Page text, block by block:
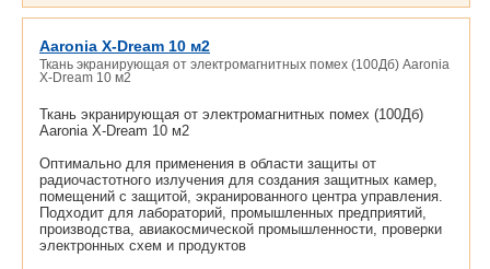
Aaronia X-Dream 10 м2
Ткань экранирующая от электромагнитных помех (100Дб) Aaronia
X-Dream 10 м2
Ткань экранирующая от электромагнитных помех (100Дб)
Aaronia X-Dream 10 м2
Оптимально для применения в области защиты от
радиочастотного излучения для создания защитных камер,
помещений с защитой, экранированного центра управления.
Подходит для лабораторий, промышленных предприятий,
производства, авиакосмической промышленности, проверки
электронных схем и продуктов